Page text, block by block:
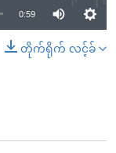
0:59
တိုက်ရိုက် လင့်ခ်